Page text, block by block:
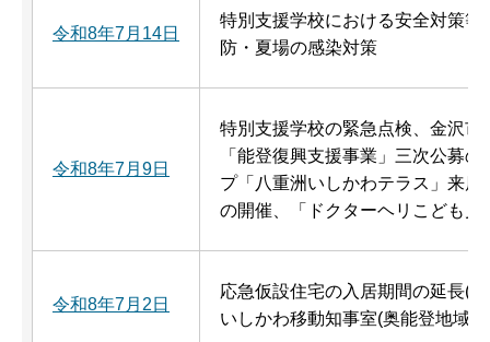
令和8年7月14日
特別支援学校における安全対策
防・夏場の感染対策
令和8年7月9日
特別支援学校の緊急点検、金沢
「能登復興支援事業」三次公募
プ「八重洲いしかわテラス」来
の開催、「ドクターヘリこども見
令和8年7月2日
応急仮設住宅の入居期間の延長(
いしかわ移動知事室(奥能登地域)